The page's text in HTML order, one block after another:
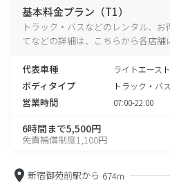
基本料金プラン（T1）
トラック・バスなどのレンタル、
てなどの詳細は、こちらから各店舗
代表車種 ライトエース
ボディタイプ トラック・バ
営業時間 07:00-22:00
6時間まで5,500円
免責補償制度1,100円
新宿御苑前駅から 674m